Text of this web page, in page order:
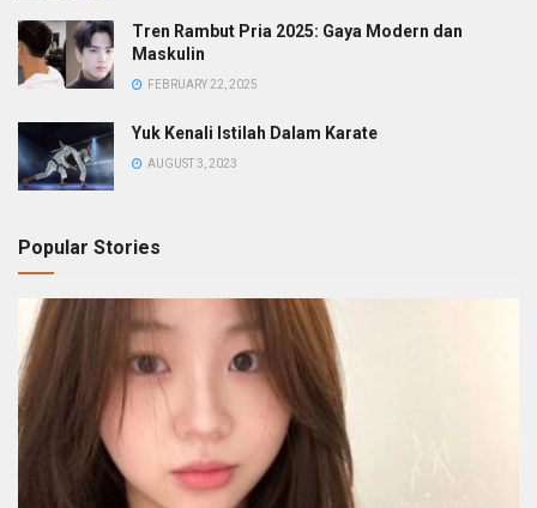
Tren Rambut Pria 2025: Gaya Modern dan
Maskulin
FEBRUARY 22, 2025
Yuk Kenali Istilah Dalam Karate
AUGUST 3, 2023
Popular Stories